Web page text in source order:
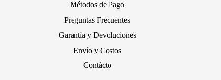
Métodos de Pago
Preguntas Frecuentes
Garantía y Devoluciones
Envío y Costos
Contácto